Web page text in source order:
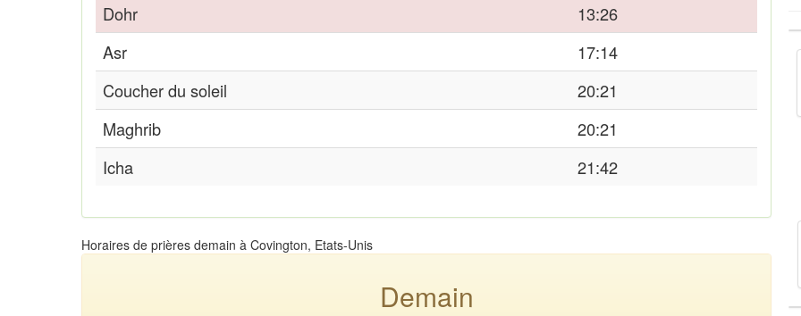
Dohr
13:26
Asr
17:14
Coucher du soleil
20:21
Maghrib
20:21
Icha
21:42
Horaires de prières demain à Covington, Etats-Unis
Demain